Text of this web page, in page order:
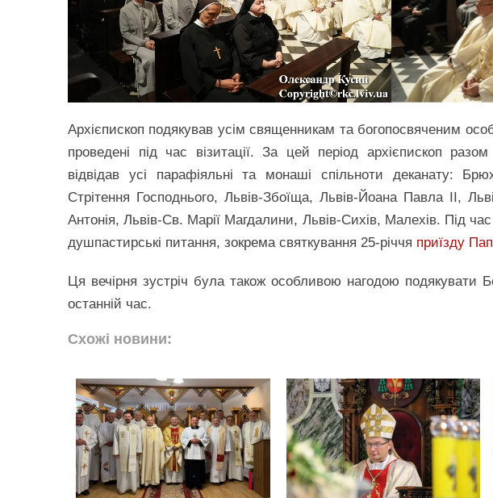
Архієпископ подякував усім священникам та богопосвяченим
проведені під час візитації. За цей період архієпископ
відвідав усі парафіяльні та монаші спільноти деканату:
Стрітення Господнього, Львів-Збоїща, Львів-Йоана Павла ІІ,
Антонія, Львів-Св. Марії Магдалини, Львів-Сихів, Малехів. Під
душпастирські питання, зокрема святкування 25-річчя приїзду
Ця вечірня зустріч була також особливою нагодою подякувати
останній час.
Схожі новини: